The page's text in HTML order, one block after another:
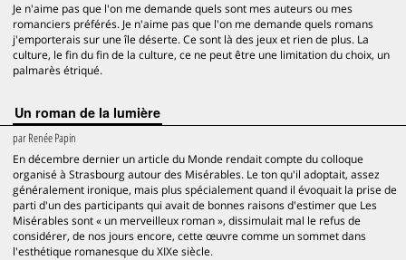
Je n'aime pas que l'on me demande quels sont mes auteurs ou mes
romanciers préférés. Je n'aime pas que l'on me demande quels romans
j'emporterais sur une île déserte. Ce sont là des jeux et rien de plus. La
culture, le fin du fin de la culture, ce ne peut être une limitation du choix, un
palmarès étriqué.
Un roman de la lumière
parRenée Papin
En décembre dernier un article du Monde rendait compte du colloque
organisé à Strasbourg autour des Misérables. Le ton qu'il adoptait, assez
généralement ironique, mais plus spécialement quand il évoquait la prise de
parti d'un des participants qui avait de bonnes raisons d'estimer que Les
Misérables sont « un merveilleux roman », dissimulait mal le refus de
considérer, de nos jours encore, cette œuvre comme un sommet dans
l'esthétique romanesque du XIXe siècle.